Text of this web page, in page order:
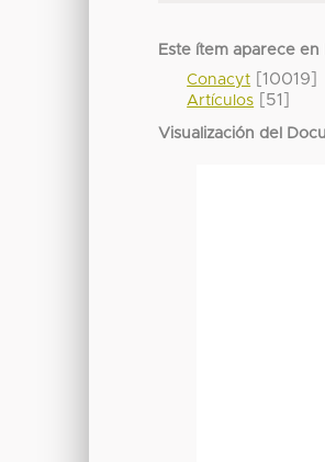
Este ítem aparece
Conacyt [10019]
Artículos [51]
Visualización del